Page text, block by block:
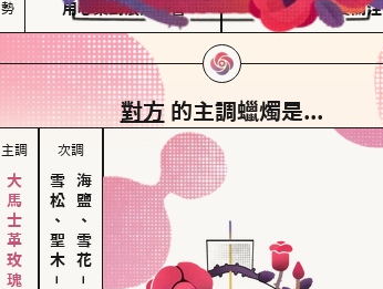
勢
用心策劃浪漫驚喜
感情中較需要關注
對方的主調蠟燭是...
主調 次調
雪松、聖木
－
海鹽、雪花
－